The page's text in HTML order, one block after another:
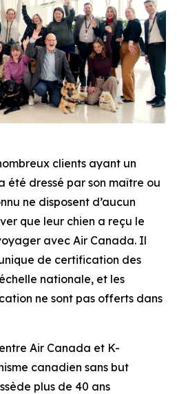
clients ayant un
été dressé par son maître ou
ne disposent d’aucun
que leur chien a reçu le
avec Air Canada. Il
de certification des
nationale, et les
ne sont pas offerts dans
Air Canada et K-
canadien sans but
plus de 40 ans